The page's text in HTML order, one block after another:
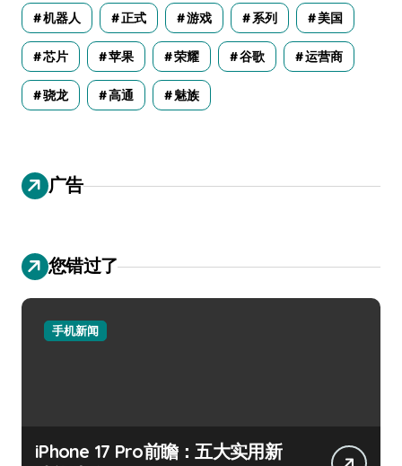
机器人 正式 游戏 系列 美国
芯片 苹果 荣耀 谷歌 运营商
骁龙 高通 魅族
广告
您错过了
手机新闻
iPhone 17 Pro前瞻：五大实用新